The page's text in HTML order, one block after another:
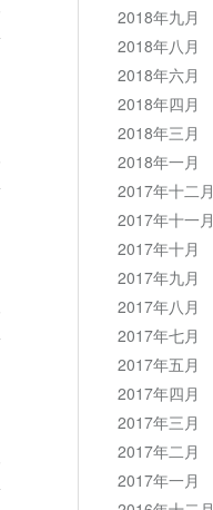
2018年九月
2018年八月
2018年六月
2018年四月
2018年三月
2018年一月
2017年十二月
2017年十一月
2017年十月
2017年九月
2017年八月
2017年七月
2017年五月
2017年四月
2017年三月
2017年二月
2017年一月